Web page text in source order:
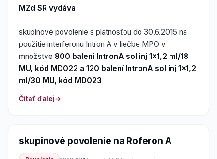
MZd SR vydáva
skupinové povolenie s platnosťou do 30.6.2015 na
použitie interferonu Intron A v liečbe MPO v
množstve 800 balení IntronA sol inj 1x1,2 ml/18
MU, kód MD022 a 120 balení IntronA sol inj 1x1,2
ml/30 MU, kód MD023
Čítať ďalej
skupinové povolenie na Roferon A